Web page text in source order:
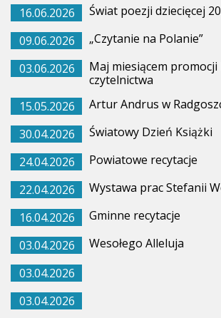
16.06.2026
Świat poezji dziecięcej
09.06.2026
„Czytanie na Polanie”
03.06.2026
Maj miesiącem
czytelnictwa
15.05.2026
Artur Andrus w
30.04.2026
Światowy Dzień Książki
24.04.2026
Powiatowe recytacje
22.04.2026
Wystawa prac Stefanii
16.04.2026
Gminne recytacje
03.04.2026
Wesołego Alleluja
03.04.2026
03.04.2026